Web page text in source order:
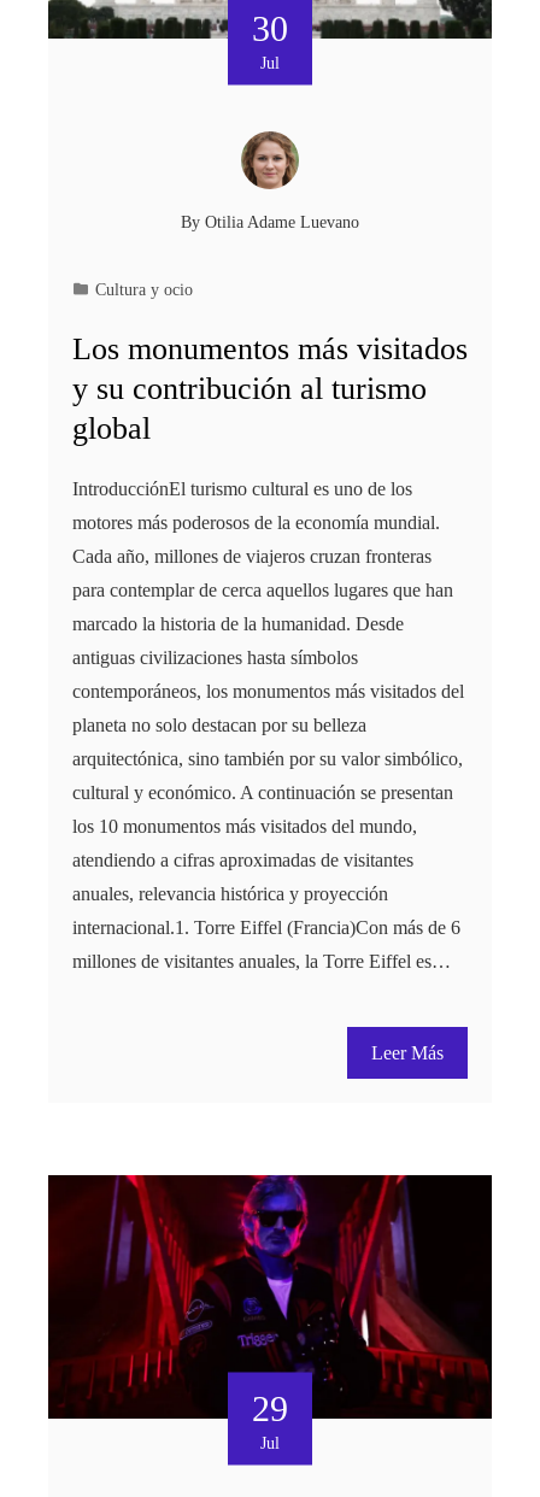
30
Jul
By Otilia Adame Luevano
Cultura y ocio
Los monumentos más visitados
y su contribución al turismo
global
IntroducciónEl turismo cultural es uno de los
motores más poderosos de la economía mundial.
Cada año, millones de viajeros cruzan fronteras
para contemplar de cerca aquellos lugares que han
marcado la historia de la humanidad. Desde
antiguas civilizaciones hasta símbolos
contemporáneos, los monumentos más visitados del
planeta no solo destacan por su belleza
arquitectónica, sino también por su valor simbólico,
cultural y económico. A continuación se presentan
los 10 monumentos más visitados del mundo,
atendiendo a cifras aproximadas de visitantes
anuales, relevancia histórica y proyección
internacional.1. Torre Eiffel (Francia)Con más de 6
millones de visitantes anuales, la Torre Eiffel es…
Leer Más
29
Jul